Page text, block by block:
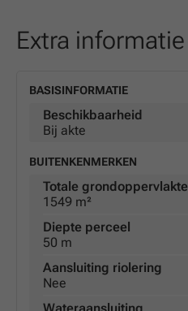
Extra informatie
BASISINFORMATIE
Beschikbaarheid
Bij akte
BUITENKENMERKEN
Totale grondoppervlakte
1549 m²
Diepte perceel
50 m
Aansluiting riolering
Nee